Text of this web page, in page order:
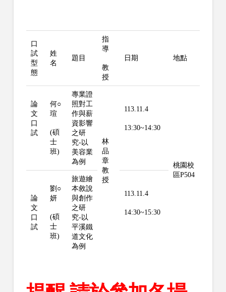
口
試
型
態
姓
名
題目
指
導
教
授
日期 地點
論
文
口
試
何○
瑄
(碩
士
班)
專業證
照對工
作與薪
資影響
之研
究-以
美容業
為例
林
品
章
教
授
113.11.4
13:30~14:30
桃園校
區P504
論
文
口
試
劉○
妍
(碩
士
班)
旅遊繪
本敘說
與創作
之研
究-以
平溪鐵
道文化
為例
113.11.4
14:30~15:30